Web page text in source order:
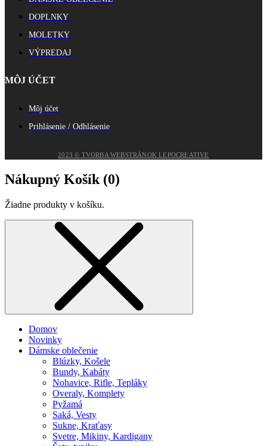
DOPLNKY
MOLETKY
VÝPREDAJ
MÔJ ÚČET
Môj účet
Prihlásenie / Odhlásenie
2023 © TVORBA WEBSTRÁNOK LEPOCREATIVE
Nákupný Košík (0)
Žiadne produkty v košíku.
Domov
Novinky
Dámske oblečenie
Blúzky, Košele
Bundy, Kabáty
Nohavice, Rifle, Tepláky
Overaly, Komplety
Pyžamá
Saká, Vesty
Sukne, Kraťasy
Svetre, Mikiny, Kardigany